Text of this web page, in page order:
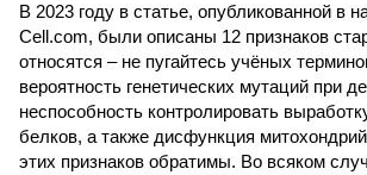
В 2023 году в статье, опубликованной в
Cell.com, были описаны 12 признаков
относятся – не пугайтесь учёных
вероятность генетических мутаций при
неспособность контролировать
белков, а также дисфункция
этих признаков обратимы. Во всяком